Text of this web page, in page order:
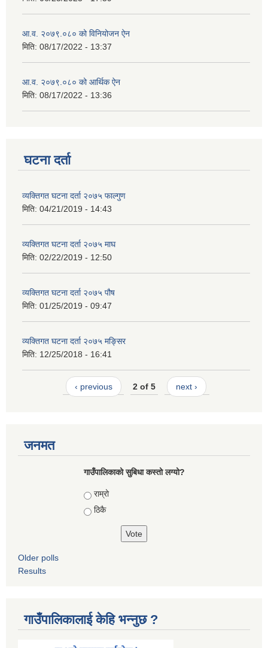
आ.व. २०७९.०८० को विनियोजन ऐन
मिति: 08/17/2022 - 13:37
आ.व. २०७९.०८० को आर्थिक ऐन
मिति: 08/17/2022 - 13:36
घटना दर्ता
व्यक्तिगत घटना दर्ता २०७५ फाल्गुण
मिति: 04/21/2019 - 14:43
व्यक्तिगत घटना दर्ता २०७५ माघ
मिति: 02/22/2019 - 12:50
व्यक्तिगत घटना दर्ता २०७५ पौष
मिति: 01/25/2019 - 09:47
व्यक्तिगत घटना दर्ता २०७५ मङ्सिर
मिति: 12/25/2018 - 16:41
‹ previous 2 of 5 next ›
जनमत
गाउँपालिकाको सुबिधा कस्तो लग्यो?
Choices
राम्रो
ठिकै
Older polls
Results
गाउँपालिकालाई केहि भन्नुछ ?